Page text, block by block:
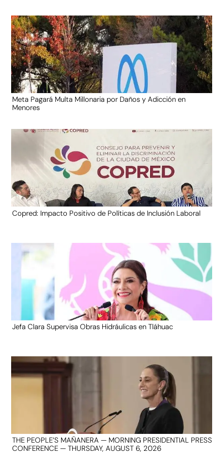
Meta Pagará Multa Millonaria por Daños y Adicción en
Menores
Copred: Impacto Positivo de Políticas de Inclusión Laboral
Jefa Clara Supervisa Obras Hidráulicas en Tláhuac
THE PEOPLE’S MAÑANERA — MORNING PRESIDENTIAL PRESS
CONFERENCE — THURSDAY, AUGUST 6, 2026